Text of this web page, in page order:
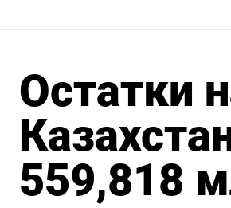
Остатки
559,818